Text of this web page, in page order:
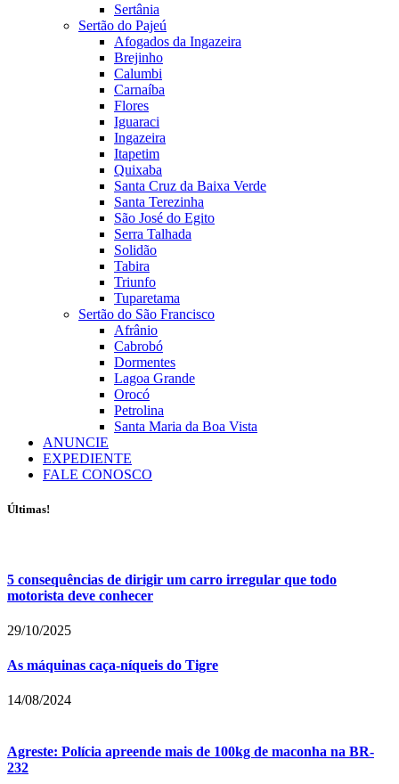
Sertânia
Sertão do Pajeú
Afogados da Ingazeira
Brejinho
Calumbi
Carnaíba
Flores
Iguaraci
Ingazeira
Itapetim
Quixaba
Santa Cruz da Baixa Verde
Santa Terezinha
São José do Egito
Serra Talhada
Solidão
Tabira
Triunfo
Tuparetama
Sertão do São Francisco
Afrânio
Cabrobó
Dormentes
Lagoa Grande
Orocó
Petrolina
Santa Maria da Boa Vista
ANUNCIE
EXPEDIENTE
FALE CONOSCO
Últimas!
5 consequências de dirigir um carro irregular que todo
motorista deve conhecer
29/10/2025
As máquinas caça-níqueis do Tigre
14/08/2024
Agreste: Polícia apreende mais de 100kg de maconha na BR-
232